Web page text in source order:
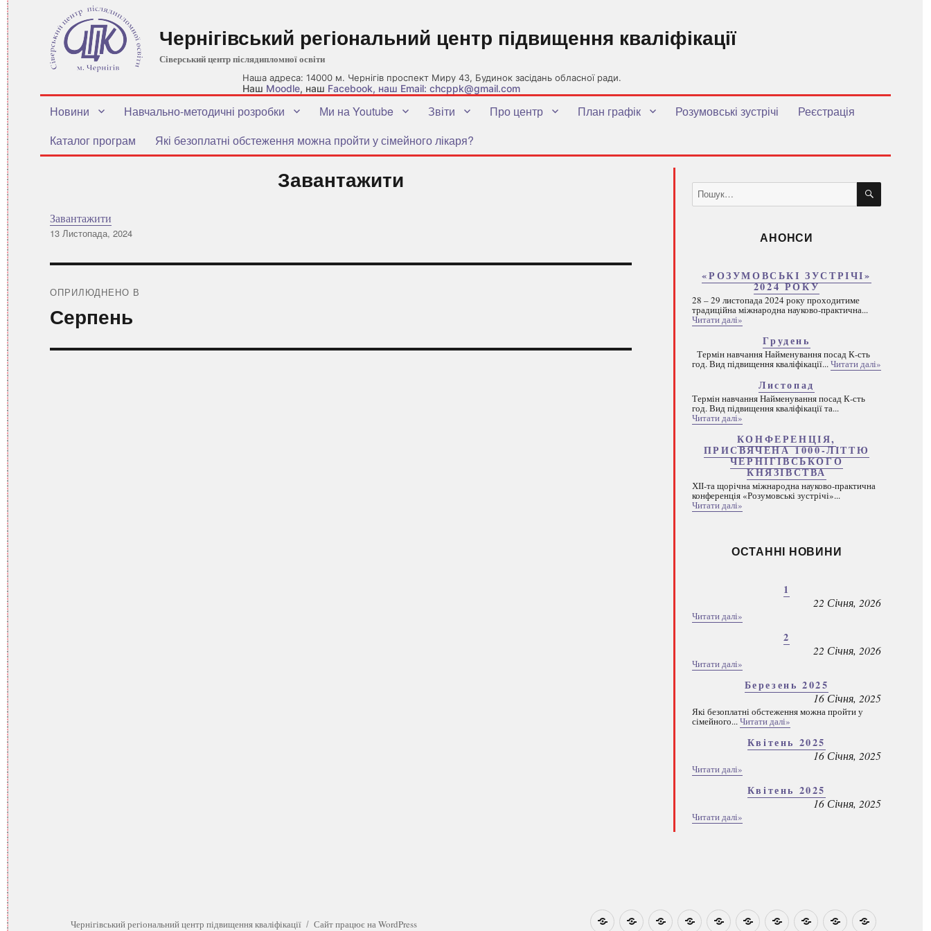
Наша адреса: 14000 м. Чернігів проспект Миру 43, Будинок засідань обласної ради.
Наш Moodle, наш Facebook, наш Email: chcppk@gmail.com
Чернігівський регіональний центр підвищення кваліфікації
Сіверський центр післядипломної освіти
Новини Навчально-методичні розробки Ми на Youtube Звіти Про центр План графік Розумовські зустрічі
Реєстрація
Каталог програм
Які безоплатні обстеження можна пройти у сімейного лікаря?
Завантажити
Завантажити
Оприлюднено
13 Листопада, 2024
записів
ОПРИЛЮДНЕНО В
Серпень
Пошук
за
ШУКАТИ
АНОНСИ
«РОЗУМОВСЬКІ ЗУСТРІЧІ»
2024 РОКУ
28 – 29 листопада 2024 року проходитиме
традиційна міжнародна науково-практична...
Читати далі»
Грудень
Термін навчання Найменування посад К-сть
год. Вид підвищення кваліфікації...Читати далі»
Листопад
Термін навчання Найменування посад К-сть
год. Вид підвищення кваліфікації та...
Читати далі»
КОНФЕРЕНЦІЯ,
ПРИСВЯЧЕНА 1000-ЛІТТЮ
ЧЕРНІГІВСЬКОГО
КНЯЗІВСТВА
ХІІ-та щорічна міжнародна науково-практична
конференція «Розумовські зустрічі»...
Читати далі»
ОСТАННІ НОВИНИ
1
22 Січня, 2026
Читати далі»
2
22 Січня, 2026
Читати далі»
Березень 2025
16 Січня, 2025
Які безоплатні обстеження можна пройти у
сімейного...Читати далі»
Квітень 2025
16 Січня, 2025
Читати далі»
Квітень 2025
16 Січня, 2025
Читати далі»
НовиниНавчально-
Ми
Звіти Про
План Розумовські
Реєстрація
КаталогЯкі
Чернігівський регіональний центр підвищення кваліфікації Сайт працює на WordPress